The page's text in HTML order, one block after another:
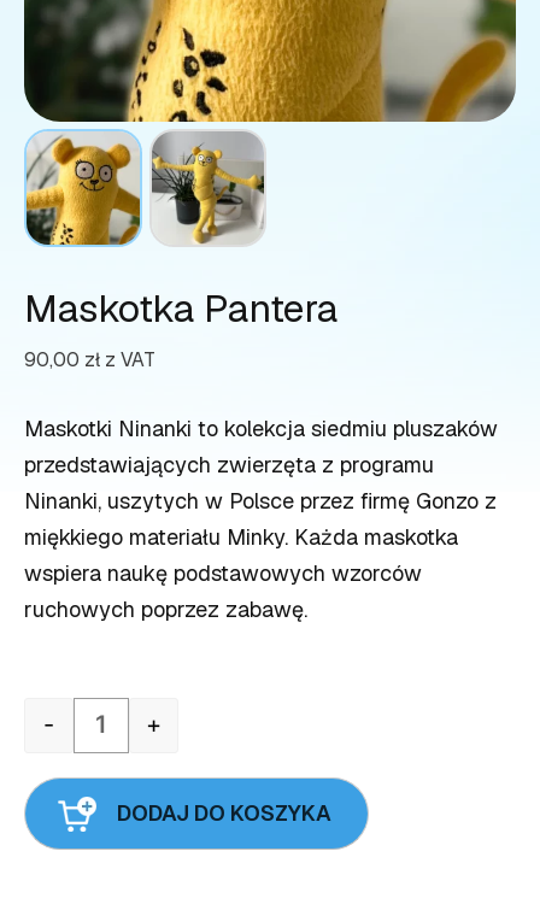
Maskotka Pantera
90,00 zł z VAT
Maskotki Ninanki to kolekcja siedmiu pluszaków
przedstawiających zwierzęta z programu
Ninanki, uszytych w Polsce przez firmę Gonzo z
miękkiego materiału Minky. Każda maskotka
wspiera naukę podstawowych wzorców
ruchowych poprzez zabawę.
Quantity
- +
DODAJ DO KOSZYKA